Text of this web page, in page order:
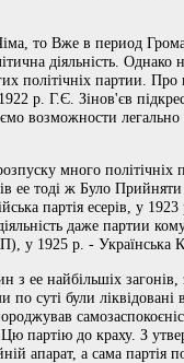
то Вже в период
діяльність. Однако
політічніх партии.
р. Г.Є. Зінов'єв
возможности легально
много
ее тоді ж Було
партія есерів, у
даже партии
у 1925 р. -
найбільшіх загонів,
суті були ліквідовані
партію до краху. З
апарат, а сама партія